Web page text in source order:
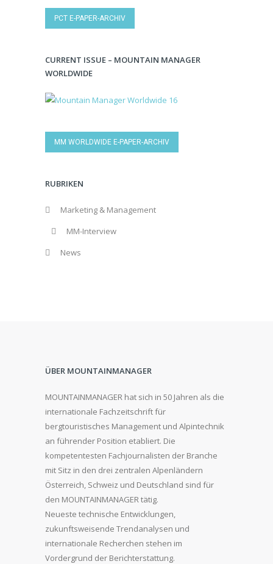
PCT E-PAPER-ARCHIV
CURRENT ISSUE – MOUNTAIN MANAGER
WORLDWIDE
MM WORLDWIDE E-PAPER-ARCHIV
RUBRIKEN
Marketing & Management
MM-Interview
News
ÜBER MOUNTAINMANAGER
MOUNTAINMANAGER hat sich in 50 Jahren als die
internationale Fachzeitschrift für
bergtouristisches Management und Alpintechnik
an führender Position etabliert. Die
kompetentesten Fachjournalisten der Branche
mit Sitz in den drei zentralen Alpenländern
Österreich, Schweiz und Deutschland sind für
den MOUNTAINMANAGER tätig.
Neueste technische Entwicklungen,
zukunftsweisende Trendanalysen und
internationale Recherchen stehen im
Vordergrund der Berichterstattung.